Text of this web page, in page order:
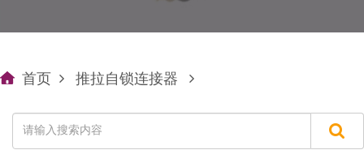
首页 推拉自锁连接器